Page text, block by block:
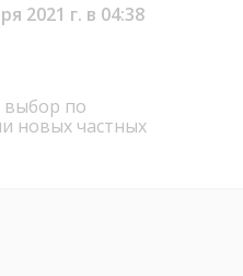
2021 г. в 04:38
выбор по
новых частных